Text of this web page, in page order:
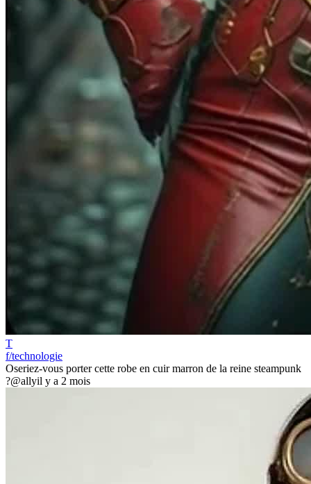
T
f/technologie
Oseriez-vous porter cette robe en cuir marron de la reine steampunk
?@allyil y a 2 mois